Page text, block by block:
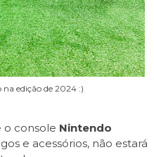
edição de 2024 :)
console Nintendo
e acessórios, não estará